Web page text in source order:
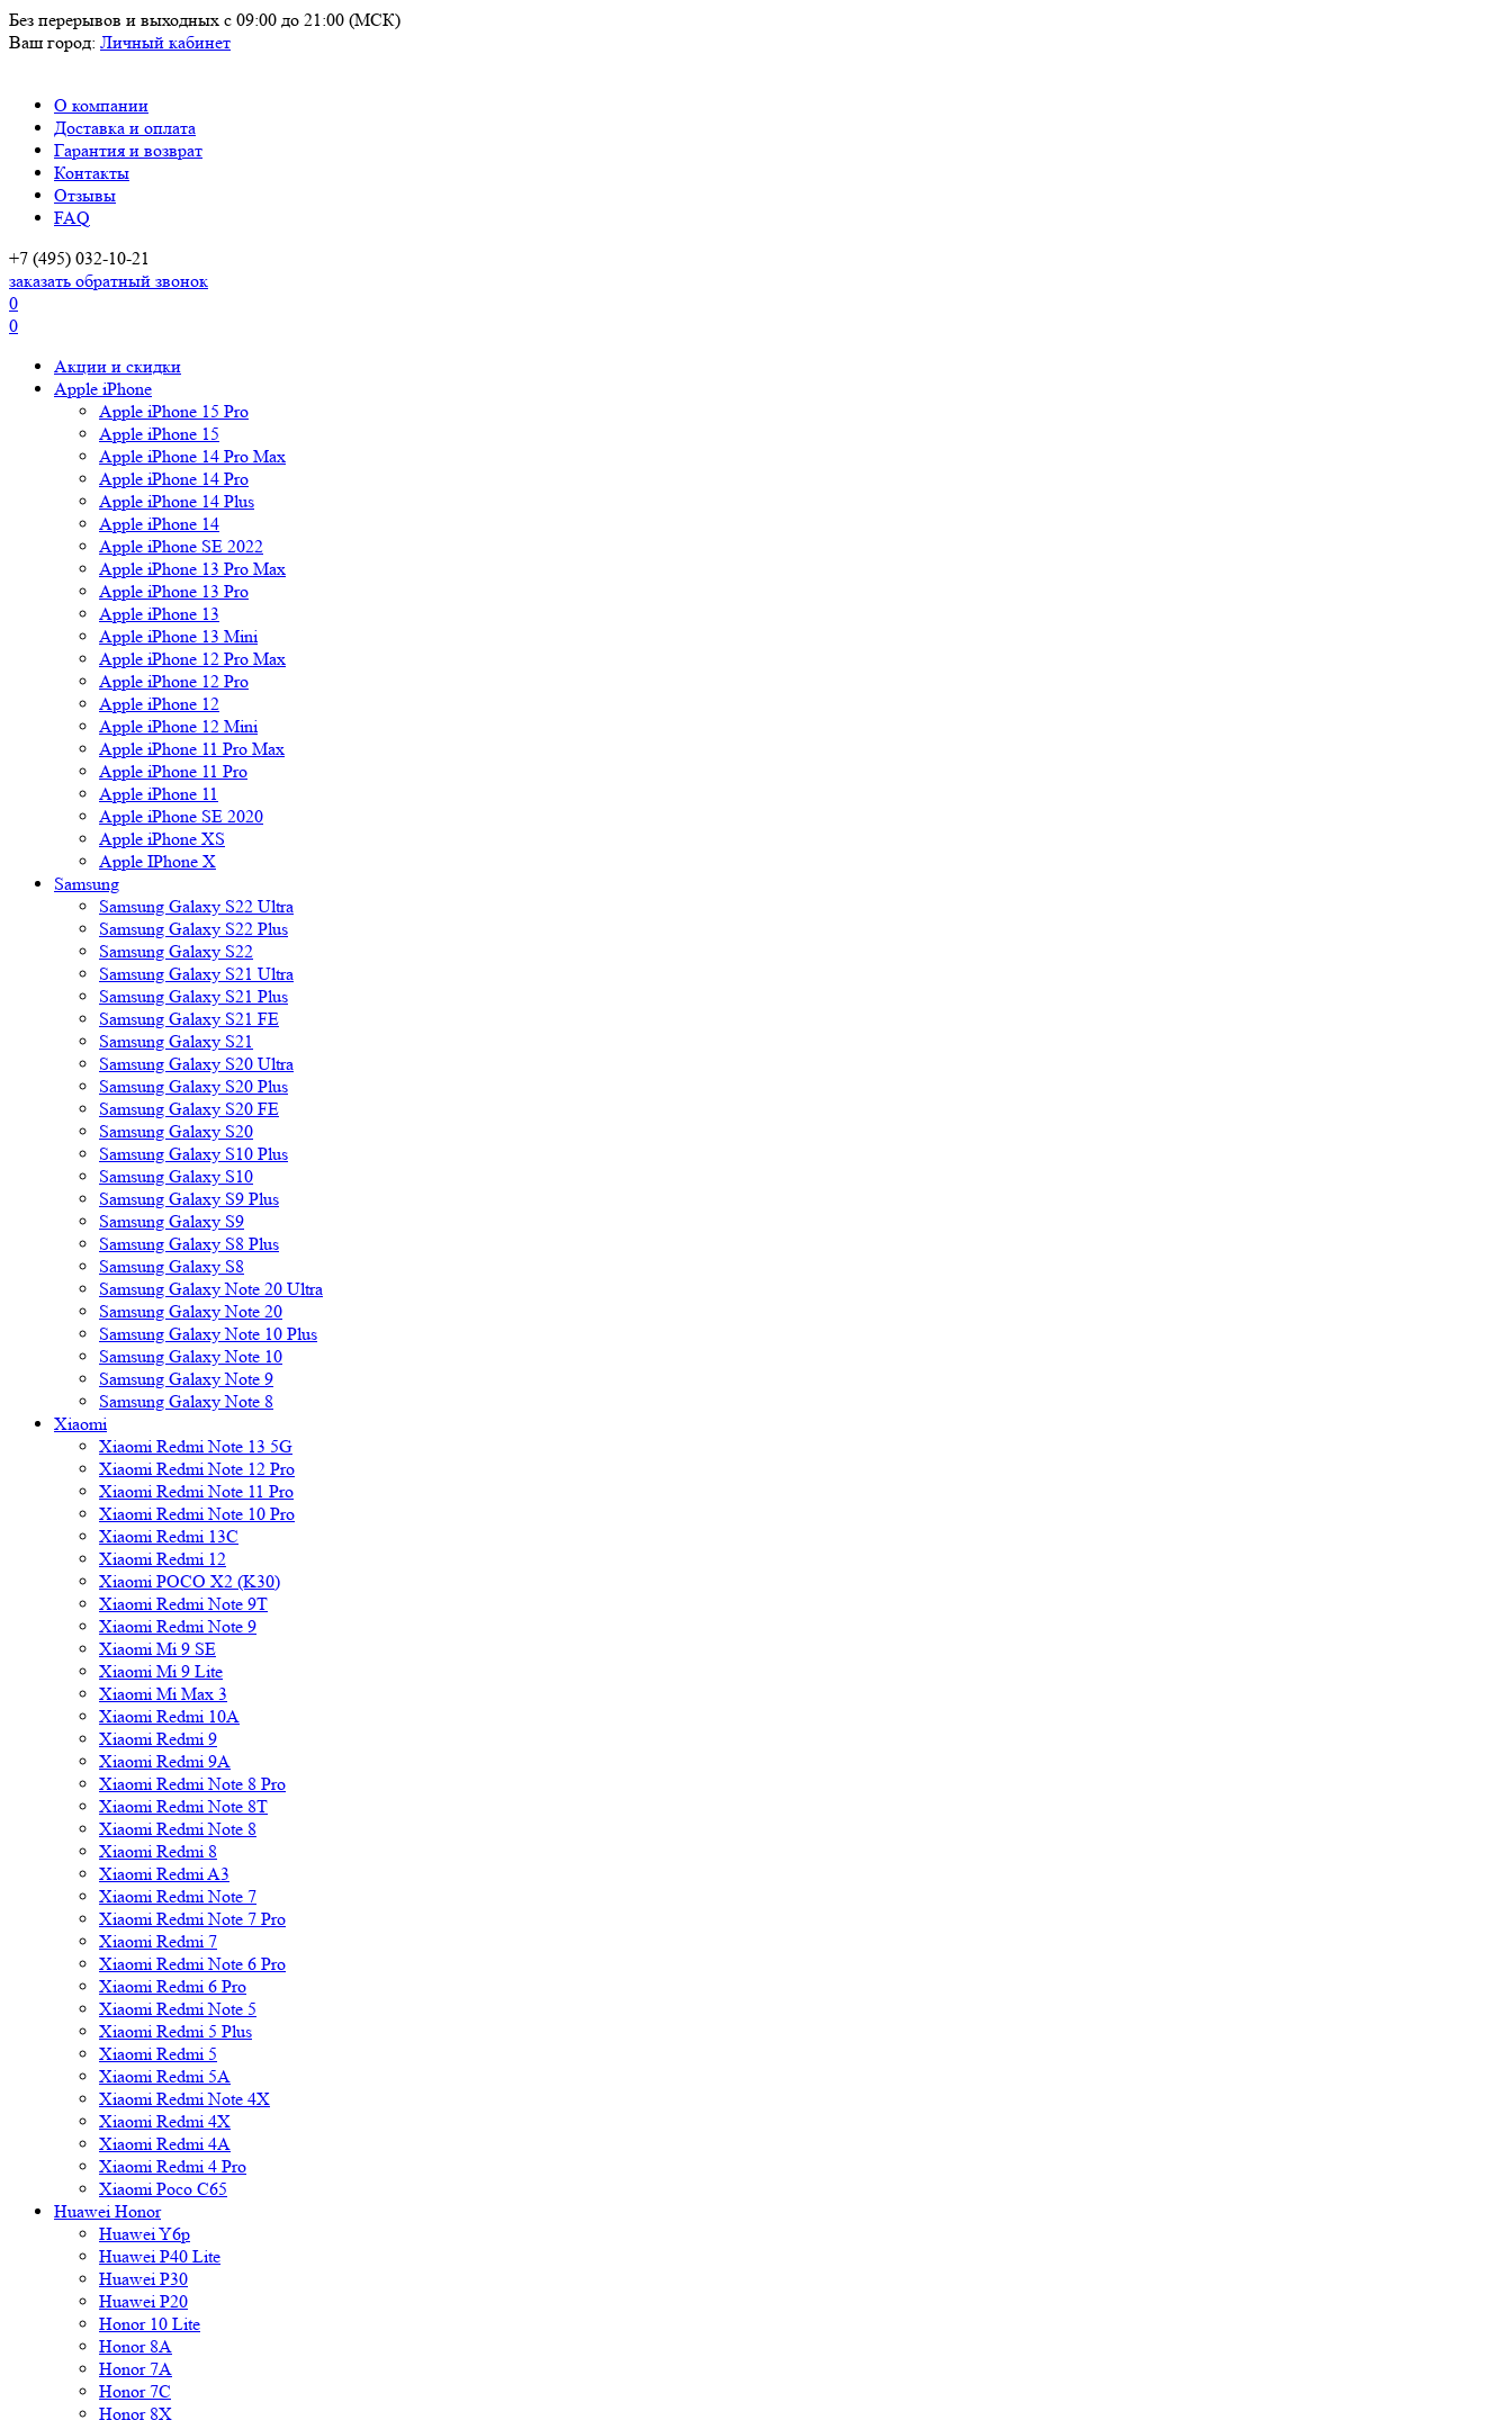
Без перерывов и выходных с 09:00 до 21:00 (МСК)
Ваш город: Личный кабинет
О компании
Доставка и оплата
Гарантия и возврат
Контакты
Отзывы
FAQ
+7 (495) 032-10-21
заказать обратный звонок
0
0
Акции и скидки
Apple iPhone
Apple iPhone 15 Pro
Apple iPhone 15
Apple iPhone 14 Pro Max
Apple iPhone 14 Pro
Apple iPhone 14 Plus
Apple iPhone 14
Apple iPhone SE 2022
Apple iPhone 13 Pro Max
Apple iPhone 13 Pro
Apple iPhone 13
Apple iPhone 13 Mini
Apple iPhone 12 Pro Max
Apple iPhone 12 Pro
Apple iPhone 12
Apple iPhone 12 Mini
Apple iPhone 11 Pro Max
Apple iPhone 11 Pro
Apple iPhone 11
Apple iPhone SE 2020
Apple iPhone XS
Apple IPhone X
Samsung
Samsung Galaxy S22 Ultra
Samsung Galaxy S22 Plus
Samsung Galaxy S22
Samsung Galaxy S21 Ultra
Samsung Galaxy S21 Plus
Samsung Galaxy S21 FE
Samsung Galaxy S21
Samsung Galaxy S20 Ultra
Samsung Galaxy S20 Plus
Samsung Galaxy S20 FE
Samsung Galaxy S20
Samsung Galaxy S10 Plus
Samsung Galaxy S10
Samsung Galaxy S9 Plus
Samsung Galaxy S9
Samsung Galaxy S8 Plus
Samsung Galaxy S8
Samsung Galaxy Note 20 Ultra
Samsung Galaxy Note 20
Samsung Galaxy Note 10 Plus
Samsung Galaxy Note 10
Samsung Galaxy Note 9
Samsung Galaxy Note 8
Xiaomi
Xiaomi Redmi Note 13 5G
Xiaomi Redmi Note 12 Pro
Xiaomi Redmi Note 11 Pro
Xiaomi Redmi Note 10 Pro
Xiaomi Redmi 13C
Xiaomi Redmi 12
Xiaomi POCO X2 (K30)
Xiaomi Redmi Note 9T
Xiaomi Redmi Note 9
Xiaomi Mi 9 SE
Xiaomi Mi 9 Lite
Xiaomi Mi Max 3
Xiaomi Redmi 10A
Xiaomi Redmi 9
Xiaomi Redmi 9A
Xiaomi Redmi Note 8 Pro
Xiaomi Redmi Note 8T
Xiaomi Redmi Note 8
Xiaomi Redmi 8
Xiaomi Redmi A3
Xiaomi Redmi Note 7
Xiaomi Redmi Note 7 Pro
Xiaomi Redmi 7
Xiaomi Redmi Note 6 Pro
Xiaomi Redmi 6 Pro
Xiaomi Redmi Note 5
Xiaomi Redmi 5 Plus
Xiaomi Redmi 5
Xiaomi Redmi 5A
Xiaomi Redmi Note 4X
Xiaomi Redmi 4X
Xiaomi Redmi 4A
Xiaomi Redmi 4 Pro
Xiaomi Poco C65
Huawei Honor
Huawei Y6p
Huawei P40 Lite
Huawei P30
Huawei P20
Honor 10 Lite
Honor 8A
Honor 7A
Honor 7C
Honor 8X